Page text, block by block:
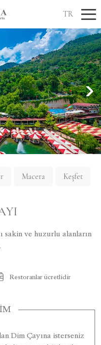
TR
Macera Keşfet
sakin ve huzurlu alanların
Restoranlar ücretlidir
Dim Çayına isterseniz